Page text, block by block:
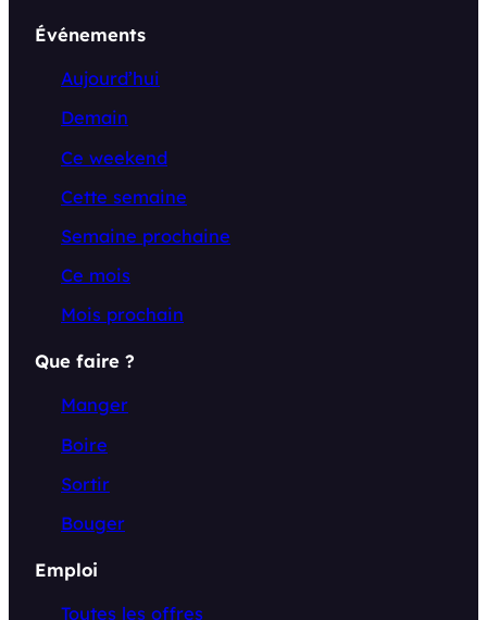
Événements
Aujourd’hui
Demain
Ce weekend
Cette semaine
Semaine prochaine
Ce mois
Mois prochain
Que faire ?
Manger
Boire
Sortir
Bouger
Emploi
Toutes les offres